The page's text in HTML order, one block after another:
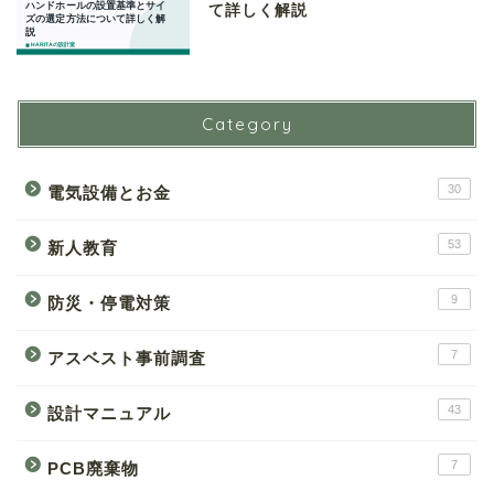
て詳しく解説
Category
電気設備とお金 30
新人教育 53
防災・停電対策 9
アスベスト事前調査 7
設計マニュアル 43
PCB廃棄物 7